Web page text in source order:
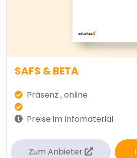
SAFS & BETA
Präsenz , online
Preise im Infomaterial
Zum Anbieter